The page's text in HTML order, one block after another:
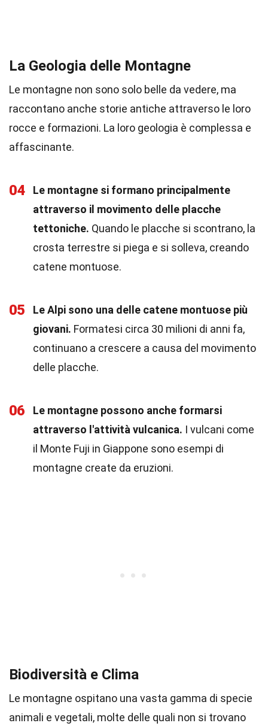
La Geologia delle Montagne
Le montagne non sono solo belle da vedere, ma
raccontano anche storie antiche attraverso le loro
rocce e formazioni. La loro geologia è complessa e
affascinante.
04
Le montagne si formano principalmente
attraverso il movimento delle placche
tettoniche. Quando le placche si scontrano, la
crosta terrestre si piega e si solleva, creando
catene montuose.
05
Le Alpi sono una delle catene montuose più
giovani. Formatesi circa 30 milioni di anni fa,
continuano a crescere a causa del movimento
delle placche.
06
Le montagne possono anche formarsi
attraverso l'attività vulcanica. I vulcani come
il Monte Fuji in Giappone sono esempi di
montagne create da eruzioni.
Biodiversità e Clima
Le montagne ospitano una vasta gamma di specie
animali e vegetali, molte delle quali non si trovano